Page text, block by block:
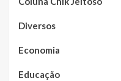
Diversos
Economia
Educação